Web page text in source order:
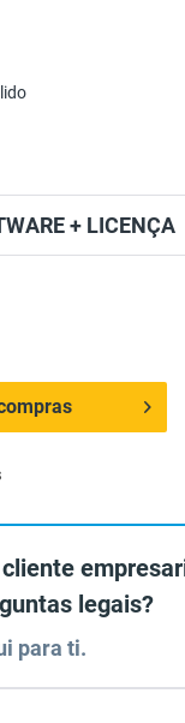
+ LICENÇA
legais?
para ti.